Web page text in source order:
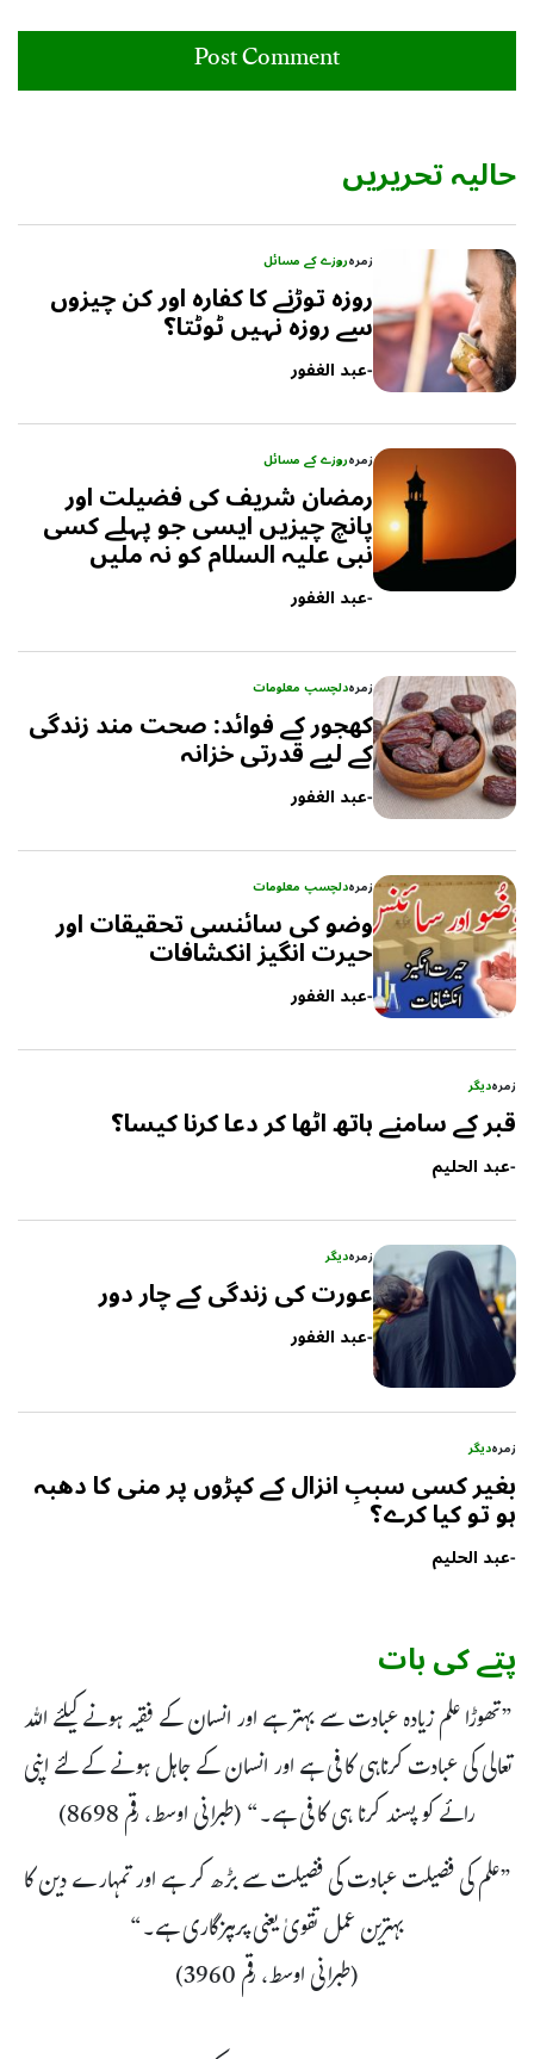
حالیہ تحریریں
زمرہروزے کے مسائل
روزہ توڑنے کا کفارہ اور کن چیزوں
سے روزہ نہیں ٹوٹتا؟
-عبد الغفور
زمرہروزے کے مسائل
رمضان شریف کی فضیلت اور
پانچ چیزیں ایسی جو پہلے کسی
نبی علیہ السلام کو نہ ملیں
-عبد الغفور
زمرہدلچسپ معلومات
کھجور کے فوائد: صحت مند زندگی
کے لیے قدرتی خزانہ
-عبد الغفور
زمرہدلچسپ معلومات
وضو کی سائنسی تحقیقات اور
حیرت انگیز انکشافات
-عبد الغفور
زمرہدیگر
قبر کے سامنے ہاتھ اٹھا کر دعا کرنا کیسا؟
-عبد الحلیم
زمرہدیگر
عورت کی زندگی کے چار دور
-عبد الغفور
زمرہدیگر
بغیر کسی سببِ انزال کے کپڑوں پر منی کا دھبہ
ہو تو کیا کرے؟
-عبد الحلیم
پتے کی بات
”تھوڑا علم زیادہ عبادت سے بہتر ہے اور انسان کے فقیہ ہونے کیلئے اللہ
تعالی کی عبادت کرناہی کافی ہے اور انسان کے جاہل ہونے کے لئے اپنی
رائے کو پسند کرنا ہی کافی ہے۔“ (طبرانی اوسط، رقم 8698)
”علم کی فضیلت عبادت کی فضیلت سے بڑھ کر ہے اور تمہارے دین کا
بہترین عمل تقویٰ یعنی پرہیزگاری ہے۔“
(طبرانی اوسط، رقم 3960)